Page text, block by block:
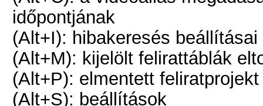
időpontjának
(Alt+I): hibakeresés beállításai
(Alt+M): kijelölt felirattáblák
(Alt+P): elmentett
(Alt+S): beállítások